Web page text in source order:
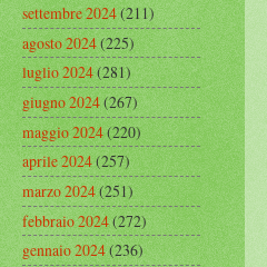
settembre 2024(211)
agosto 2024(225)
luglio 2024(281)
giugno 2024(267)
maggio 2024(220)
aprile 2024(257)
marzo 2024(251)
febbraio 2024(272)
gennaio 2024(236)